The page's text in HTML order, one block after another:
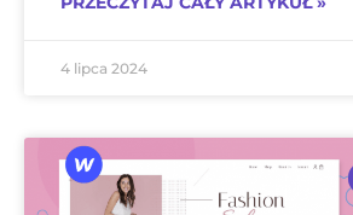
4 lipca 2024